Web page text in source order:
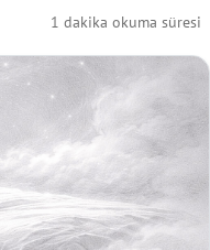
1 dakika okuma süresi